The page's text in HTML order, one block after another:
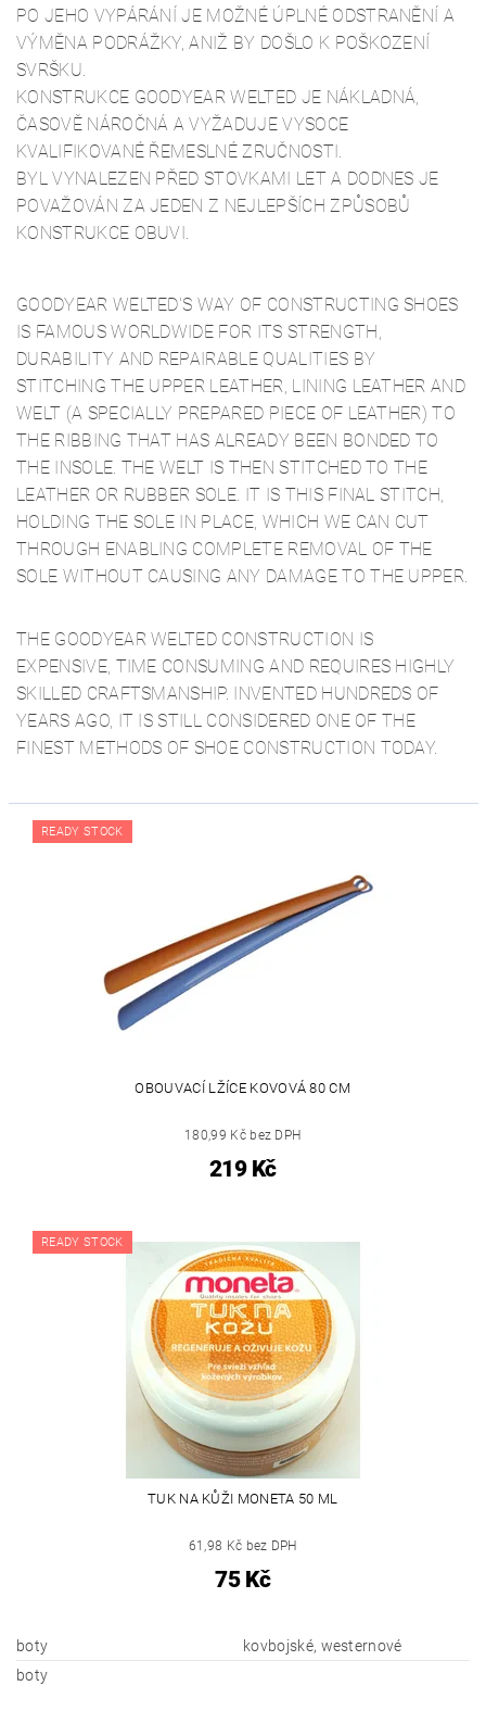
PO JEHO VYPÁRÁNÍ JE MOŽNÉ ÚPLNÉ ODSTRANĚNÍ A
VÝMĚNA PODRÁŽKY, ANIŽ BY DOŠLO K POŠKOZENÍ
SVRŠKU.
KONSTRUKCE GOODYEAR WELTED JE NÁKLADNÁ,
ČASOVĚ NÁROČNÁ A VYŽADUJE VYSOCE
KVALIFIKOVANÉ ŘEMESLNÉ ZRUČNOSTI.
BYL VYNALEZEN PŘED STOVKAMI LET A DODNES JE
POVAŽOVÁN ZA JEDEN Z NEJLEPŠÍCH ZPŮSOBŮ
KONSTRUKCE OBUVI.
GOODYEAR WELTED'S WAY OF CONSTRUCTING SHOES
IS FAMOUS WORLDWIDE FOR ITS STRENGTH,
DURABILITY AND REPAIRABLE QUALITIES BY
STITCHING THE UPPER LEATHER, LINING LEATHER AND
WELT (A SPECIALLY PREPARED PIECE OF LEATHER) TO
THE RIBBING THAT HAS ALREADY BEEN BONDED TO
THE INSOLE. THE WELT IS THEN STITCHED TO THE
LEATHER OR RUBBER SOLE. IT IS THIS FINAL STITCH,
HOLDING THE SOLE IN PLACE, WHICH WE CAN CUT
THROUGH ENABLING COMPLETE REMOVAL OF THE
SOLE WITHOUT CAUSING ANY DAMAGE TO THE UPPER.
THE GOODYEAR WELTED CONSTRUCTION IS
EXPENSIVE, TIME CONSUMING AND REQUIRES HIGHLY
SKILLED CRAFTSMANSHIP. INVENTED HUNDREDS OF
YEARS AGO, IT IS STILL CONSIDERED ONE OF THE
FINEST METHODS OF SHOE CONSTRUCTION TODAY.
READY STOCK
OBOUVACÍ LŽÍCE KOVOVÁ 80 CM
180,99 Kč bez DPH
219 Kč
READY STOCK
TUK NA KŮŽI MONETA 50 ML
61,98 Kč bez DPH
75 Kč
boty
kovbojské, westernové
boty